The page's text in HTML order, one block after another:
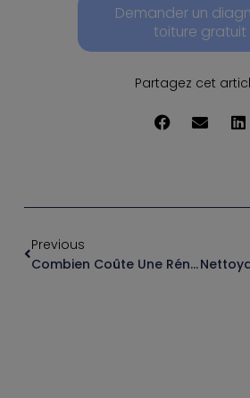
Demander un
toiture gratuit
Partagez cet
Previous
Combien Coûte Une Rénovation De Toiture ?